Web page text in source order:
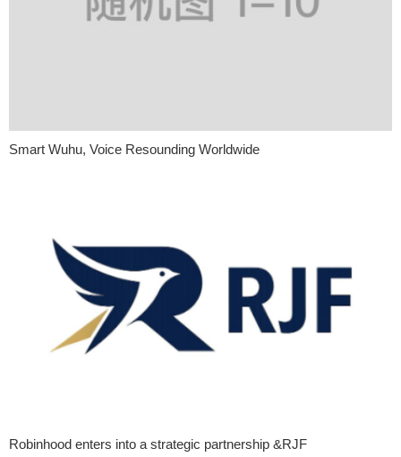
Smart Wuhu, Voice Resounding Worldwide
Robinhood enters into a strategic partnership &RJF